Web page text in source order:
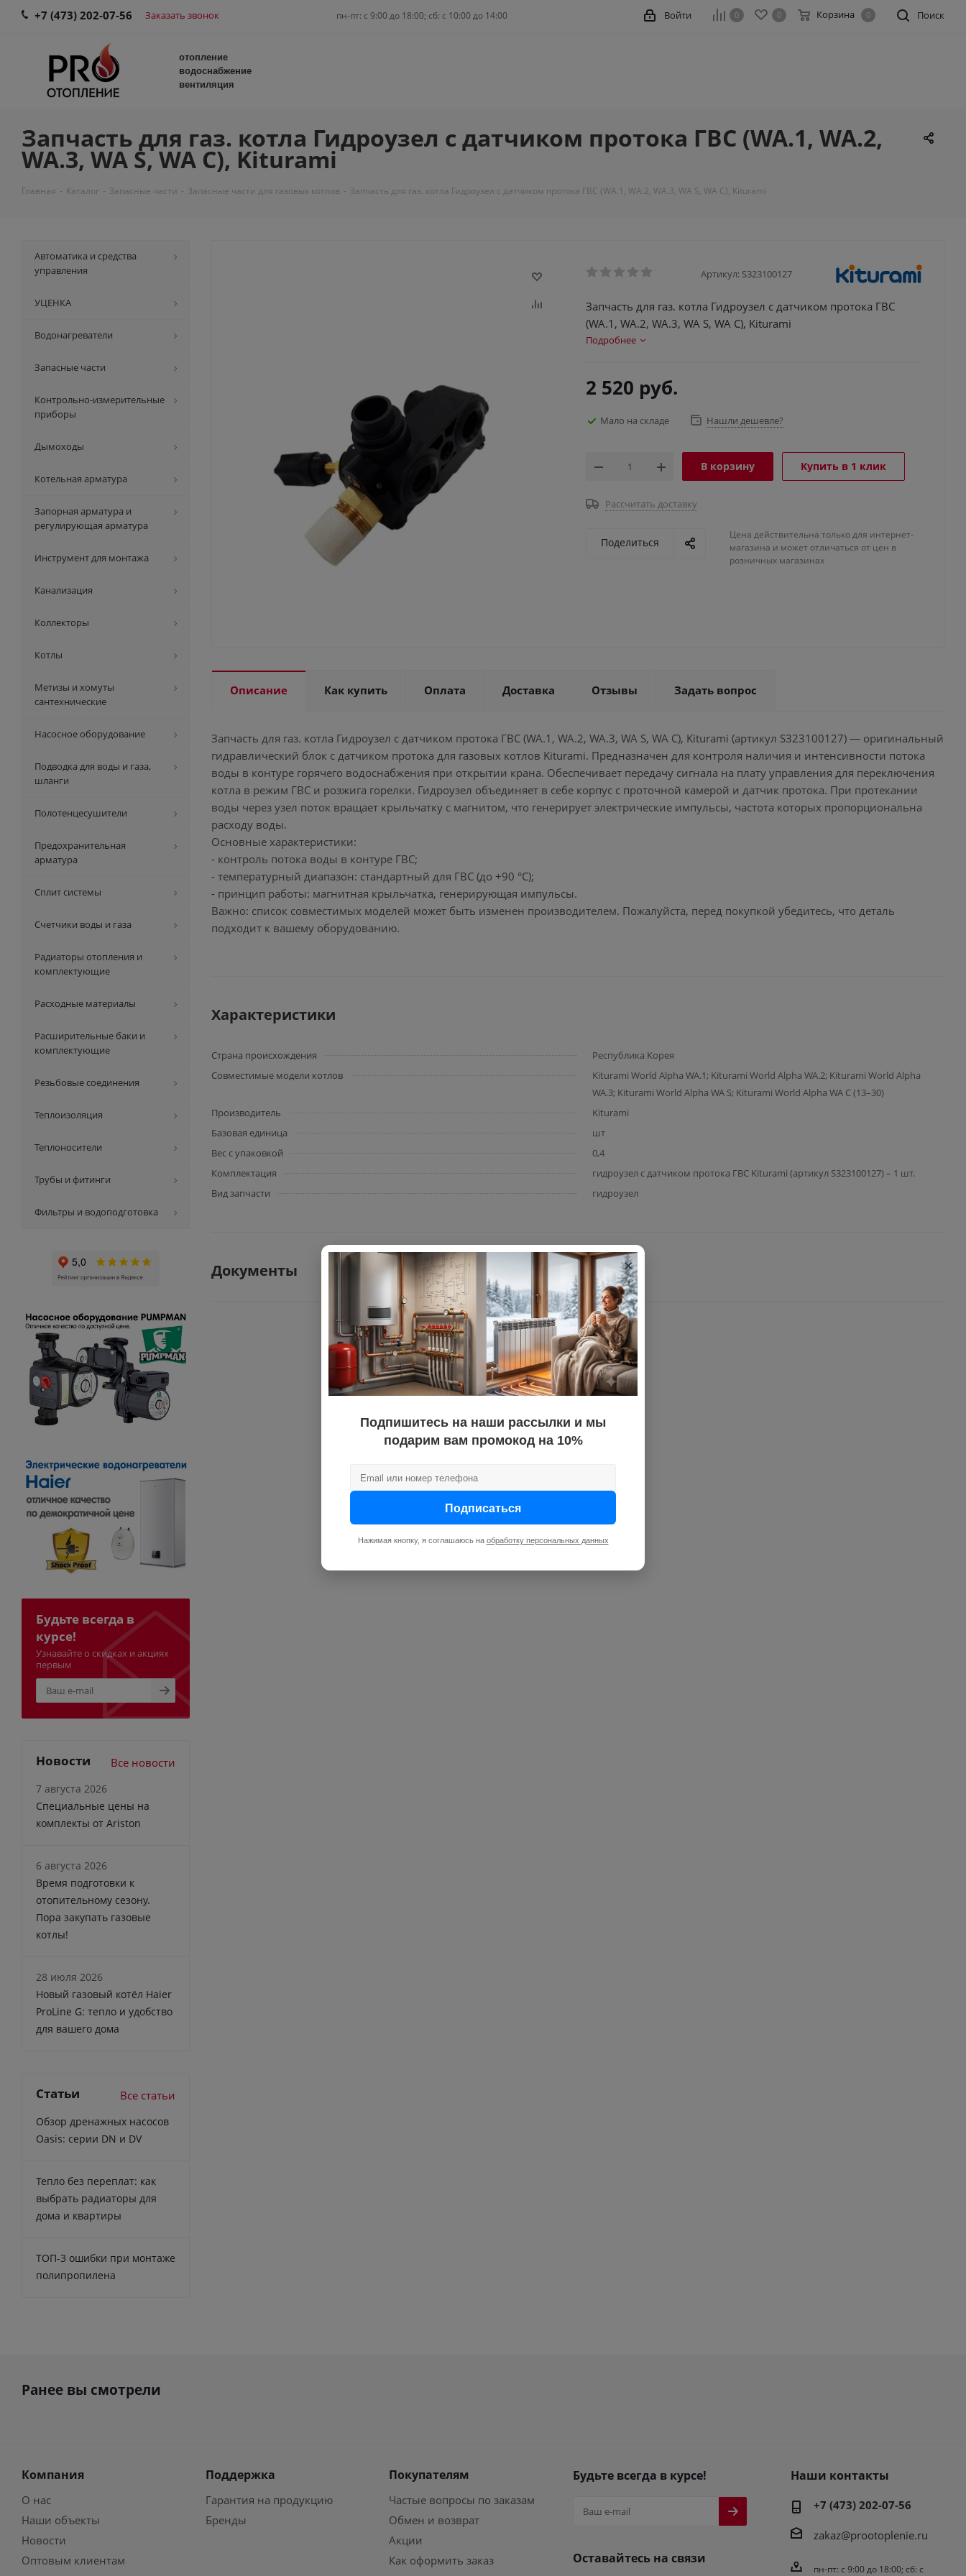
+7 (473) 202-07-56 Заказать звонок пн-пт: c 9:00 до 18:00; сб: с 10:00 до 14:00 Поиск
0 0 Корзина 0
Войти
отопление
водоснабжение
вентиляция
Запчасть для газ. котла Гидроузел с датчиком протока ГВС (WA.1, WA.2,
WA.3, WA S, WA C), Kiturami
Главная - Каталог - Запасные части - Запасные части для газовых котлов - Запчасть для газ. котла Гидроузел с датчиком протока ГВС (WA.1, WA.2, WA.3, WA S, WA C), Kiturami
Артикул: S323100127
Запчасть для газ. котла Гидроузел с датчиком протока ГВС
(WA.1, WA.2, WA.3, WA S, WA C), Kiturami
Подробнее
2 520 руб.
Мало на складе Нашли дешевле?
В корзину Купить в 1 клик
Рассчитать доставку
Поделиться
Цена действительна только для интернет-
магазина и может отличаться от цен в
розничных магазинах
Описание Как купить Оплата Доставка Отзывы Задать вопрос
Запчасть для газ. котла Гидроузел с датчиком протока ГВС (WA.1, WA.2, WA.3, WA S, WA C), Kiturami (артикул S323100127) — оригинальный
гидравлический блок с датчиком протока для газовых котлов Kiturami. Предназначен для контроля наличия и интенсивности потока
воды в контуре горячего водоснабжения при открытии крана. Обеспечивает передачу сигнала на плату управления для переключения
котла в режим ГВС и розжига горелки. Гидроузел объединяет в себе корпус с проточной камерой и датчик протока. При протекании
воды через узел поток вращает крыльчатку с магнитом, что генерирует электрические импульсы, частота которых пропорциональна
расходу воды.
Основные характеристики:
- контроль потока воды в контуре ГВС;
- температурный диапазон: стандартный для ГВС (до +90 °C);
- принцип работы: магнитная крыльчатка, генерирующая импульсы.
Важно: список совместимых моделей может быть изменен производителем. Пожалуйста, перед покупкой убедитесь, что деталь
подходит к вашему оборудованию.
Характеристики
Страна происхождения
Республика Корея
Совместимые модели котлов
Kiturami World Alpha WA.1; Kiturami World Alpha WA.2; Kiturami World Alpha
WA.3; Kiturami World Alpha WA S; Kiturami World Alpha WA C (13–30)
Производитель
Kiturami
Базовая единица
шт
Вес с упаковкой
0,4
Комплектация
гидроузел с датчиком протока ГВС Kiturami (артикул S323100127) – 1 шт.
Вид запчасти
гидроузел
Документы
Автоматика и средства
управления
УЦЕНКА
Водонагреватели
Запасные части
Контрольно-измерительные
приборы
Дымоходы
Котельная арматура
Запорная арматура и
регулирующая арматура
Инструмент для монтажа
Канализация
Коллекторы
Котлы
Метизы и хомуты
сантехнические
Насосное оборудование
Подводка для воды и газа,
шланги
Полотенцесушители
Предохранительная
арматура
Сплит системы
Счетчики воды и газа
Радиаторы отопления и
комплектующие
Расходные материалы
Расширительные баки и
комплектующие
Резьбовые соединения
Теплоизоляция
Теплоносители
Трубы и фитинги
Фильтры и водоподготовка
Будьте всегда в
курсе!
Узнавайте о скидках и акциях
первым
Новости Все новости
7 августа 2026
Специальные цены на
комплекты от Ariston
6 августа 2026
Время подготовки к
отопительному сезону.
Пора закупать газовые
котлы!
28 июля 2026
Новый газовый котёл Haier
ProLine G: тепло и удобство
для вашего дома
Статьи Все статьи
Обзор дренажных насосов
Oasis: серии DN и DV
Тепло без переплат: как
выбрать радиаторы для
дома и квартиры
ТОП-3 ошибки при монтаже
полипропилена
Ранее вы смотрели
Компания
О нас
Наши объекты
Новости
Оптовым клиентам
Поддержка
Гарантия на продукцию
Бренды
Покупателям
Частые вопросы по заказам
Обмен и возврат
Акции
Как оформить заказ
Будьте всегда в курсе!
Оставайтесь на связи
Наши контакты
+7 (473) 202-07-56
zakaz@prootoplenie.ru
пн-пт: c 9:00 до 18:00; сб: с
×
Подпишитесь на наши рассылки и мы
подарим вам промокод на 10%
Подписаться
Нажимая кнопку, я соглашаюсь на обработку персональных данных